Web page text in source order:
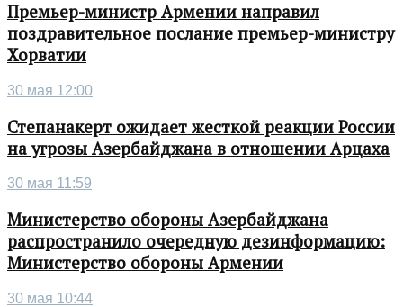
Премьер-министр Армении направил
поздравительное послание премьер-министру
Хорватии
30 мая 12:00
Степанакерт ожидает жесткой реакции России
на угрозы Азербайджана в отношении Арцаха
30 мая 11:59
Министерство обороны Азербайджана
распространило очередную дезинформацию:
Министерство обороны Армении
30 мая 10:44